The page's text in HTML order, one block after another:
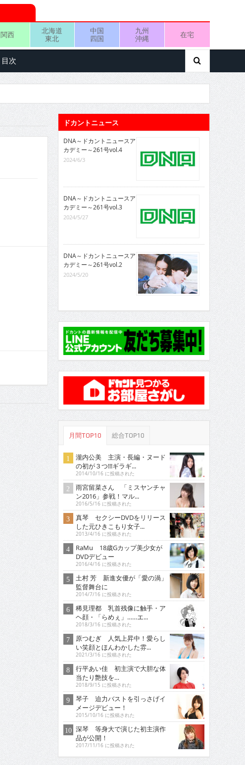
関西
北海道
東北
中国
四国
九州
沖縄
在宅
目次
ドカントニュース
DNA～ドカントニュースア
カデミー～261号vol.4
2024/6/3
DNA～ドカントニュースア
カデミー～261号vol.3
2024/5/27
DNA～ドカントニュースア
カデミー～261号vol.2
2024/5/20
月間TOP10 総合TOP10
瀧内公美 主演・長編・ヌード
の初が３つ!!!ギラギ...
2014/10/16 に投稿された
雨宮留菜さん 「ミスヤンチャ
ン2016」参戦！マル...
2016/5/16 に投稿された
真琴 セクシーDVDをリリース
した元ひきこもり女子...
2013/4/16 に投稿された
RaMu 18歳Gカップ美少女が
DVDデビュー
2016/4/16 に投稿された
土村 芳 新進女優が「愛の渦」
監督舞台に
2014/7/16 に投稿された
稀見理都 乳首残像に触手・ア
ヘ顔・「らめぇ」……エ...
2018/3/16 に投稿された
原つむぎ 人気上昇中！愛らし
い笑顔とほんわかした雰...
2021/3/16 に投稿された
行平あい佳 初主演で大胆な体
当たり艶技を…
2018/9/15 に投稿された
琴子 迫力バストを引っさげイ
メージデビュー！
2015/10/16 に投稿された
深琴 等身大で演じた初主演作
品が公開！
2017/11/16 に投稿された